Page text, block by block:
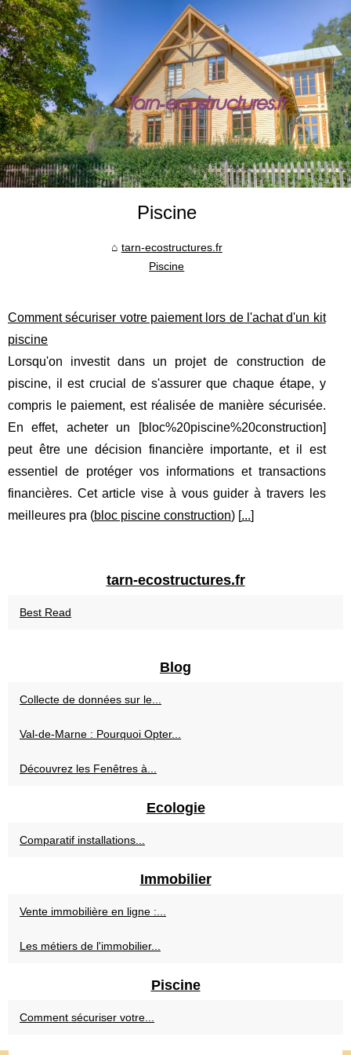
Piscine
tarn-ecostructures.fr
Piscine
Comment sécuriser votre paiement lors de l'achat d'un kit
piscine
Lorsqu'on investit dans un projet de construction de
piscine, il est crucial de s'assurer que chaque étape, y
compris le paiement, est réalisée de manière sécurisée.
En effet, acheter un [bloc%20piscine%20construction]
peut être une décision financière importante, et il est
essentiel de protéger vos informations et transactions
financières. Cet article vise à vous guider à travers les
meilleures pra (bloc piscine construction) [...]
tarn-ecostructures.fr
Best Read
Blog
Collecte de données sur le...
Val-de-Marne : Pourquoi Opter...
Découvrez les Fenêtres à...
Ecologie
Comparatif installations...
Immobilier
Vente immobilière en ligne :...
Les métiers de l'immobilier...
Piscine
Comment sécuriser votre...